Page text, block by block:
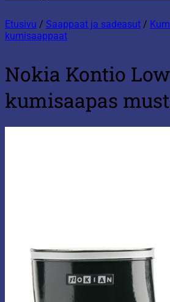
Etusivu / Saappaat ja sadeasut /
kumisaappaat
Nokia Kontio Low
kumisaapas